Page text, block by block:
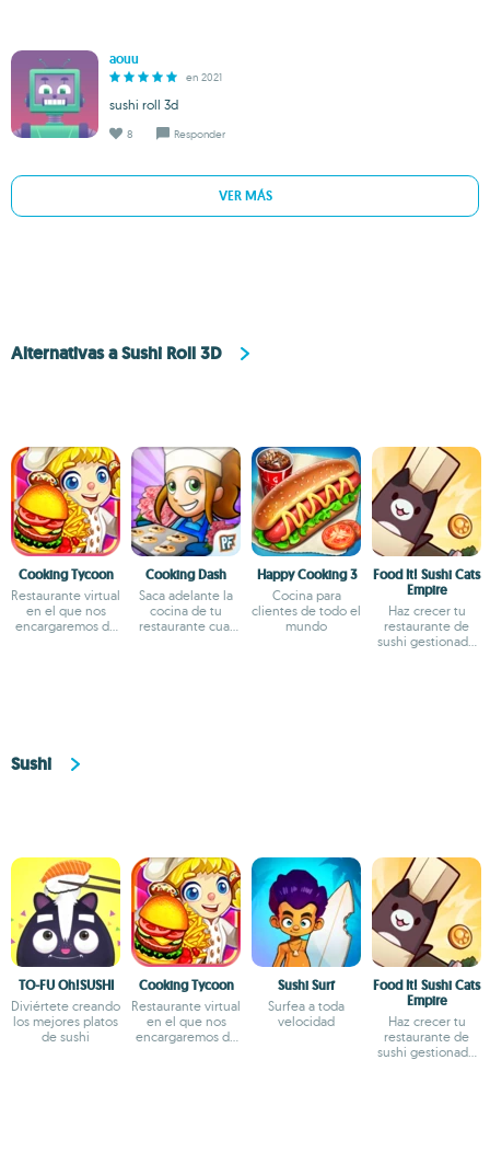
aouu
en 2021
sushi roll 3d
8 Responder
VER MÁS
Alternativas a Sushi Roll 3D
Cooking Tycoon
Restaurante virtual
en el que nos
encargaremos de
Cooking Dash
Saca adelante la
cocina de tu
restaurante cual
Happy Cooking 3
Cocina para
clientes de todo el
mundo
Food It! Sushi Cats
Empire
Haz crecer tu
restaurante de
sushi gestionado
Sushi
TO-FU Oh!SUSHI
Diviértete creando
los mejores platos
de sushi
Cooking Tycoon
Restaurante virtual
en el que nos
encargaremos de
Sushi Surf
Surfea a toda
velocidad
Food It! Sushi Cats
Empire
Haz crecer tu
restaurante de
sushi gestionado